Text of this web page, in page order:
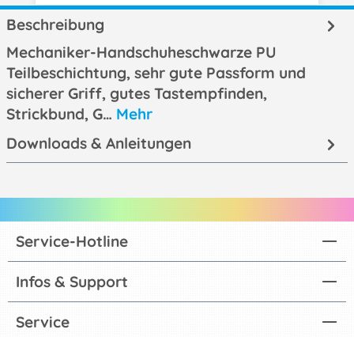
Beschreibung
Mechaniker-Handschuheschwarze PU
Teilbeschichtung, sehr gute Passform und
sicherer Griff, gutes Tastempfinden,
Strickbund, G… Mehr
Downloads & Anleitungen
Service-Hotline
Infos & Support
Service